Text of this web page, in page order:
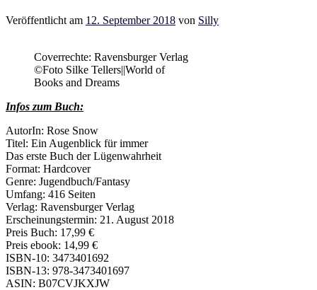
Veröffentlicht am 12. September 2018 von Silly
Coverrechte: Ravensburger Verlag
©Foto Silke Tellers||World of
Books and Dreams
Infos zum Buch:
AutorIn: Rose Snow
Titel: Ein Augenblick für immer
Das erste Buch der Lügenwahrheit
Format: Hardcover
Genre: Jugendbuch/Fantasy
Umfang: 416 Seiten
Verlag: Ravensburger Verlag
Erscheinungstermin: 21. August 2018
Preis Buch: 17,99 €
Preis ebook: 14,99 €
ISBN-10: 3473401692
ISBN-13: 978-3473401697
ASIN: B07CVJKXJW